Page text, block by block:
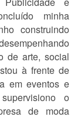
minha
construindo
de arte, social
à frente de
em eventos e
o
de moda